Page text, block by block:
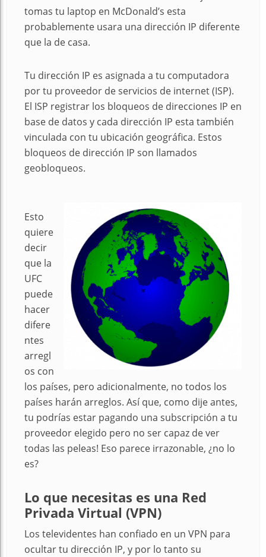
tomas tu laptop en McDonald’s esta
probablemente usara una dirección IP diferente
que la de casa.
Tu dirección IP es asignada a tu computadora
por tu proveedor de servicios de internet (ISP).
El ISP registrar los bloqueos de direcciones IP en
base de datos y cada dirección IP esta también
vinculada con tu ubicación geográfica. Estos
bloqueos de dirección IP son llamados
geobloqueos.
Esto
quiere
decir
que la
UFC
puede
hacer
difere
ntes
arregl
os con
los países, pero adicionalmente, no todos los
países harán arreglos. Así que, como dije antes,
tu podrías estar pagando una subscripción a tu
proveedor elegido pero no ser capaz de ver
todas las peleas! Eso parece irrazonable, ¿no lo
es?
Lo que necesitas es una Red
Privada Virtual (VPN)
Los televidentes han confiado en un VPN para
ocultar tu dirección IP, y por lo tanto su